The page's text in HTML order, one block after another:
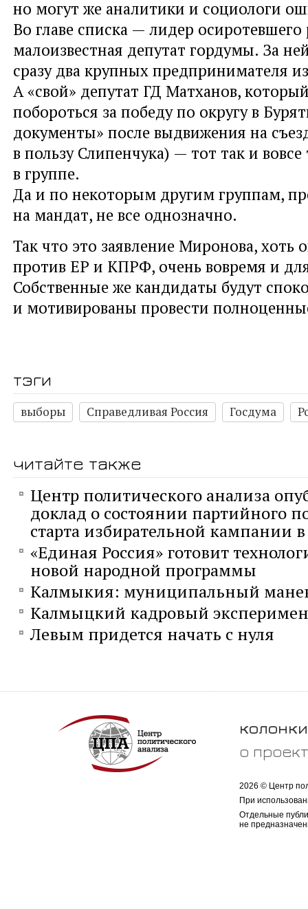
но могут же аналитики и социологи
Во главе списка — лидер осиротевшего
малоизвестная депутат гордумы. За
сразу два крупных предпринимателя
А «свой» депутат ГД Матханов,
побороться за победу по округу в
документы» после выдвижения на
в пользу Слипенчука) — тот так и
в группе.
Да и по некоторым другим группам,
на мандат, не все однозначно.
Так что это заявление Миронова, хоть
против ЕР и КПРФ, очень вовремя и
Собственные же кандидаты будут
и мотивированы провести
тэги
выборы Справедливая Россия Госдума
читайте также
Центр политического анализа
доклад о состоянии партийного
старта избирательной кампании
«Единая Россия» готовит
новой народной программы
Калмыкия: муниципальный
Калмыцкий кадровый
Левым придется начать с нуля
колонки
о
2026 © Центр
При
Отдельные
не